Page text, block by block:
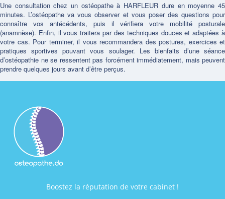
Une consultation chez un ostéopathe à HARFLEUR dure en moyenne 45
minutes. L’ostéopathe va vous observer et vous poser des questions pour
connaître vos antécédents, puis il vérifiera votre mobilité posturale
(anamnèse). Enfin, il vous traitera par des techniques douces et adaptées à
votre cas. Pour terminer, il vous recommandera des postures, exercices et
pratiques sportives pouvant vous soulager. Les bienfaits d’une séance
d’ostéopathie ne se ressentent pas forcément immédiatement, mais peuvent
prendre quelques jours avant d’être perçus.
Boostez la réputation de votre cabinet !